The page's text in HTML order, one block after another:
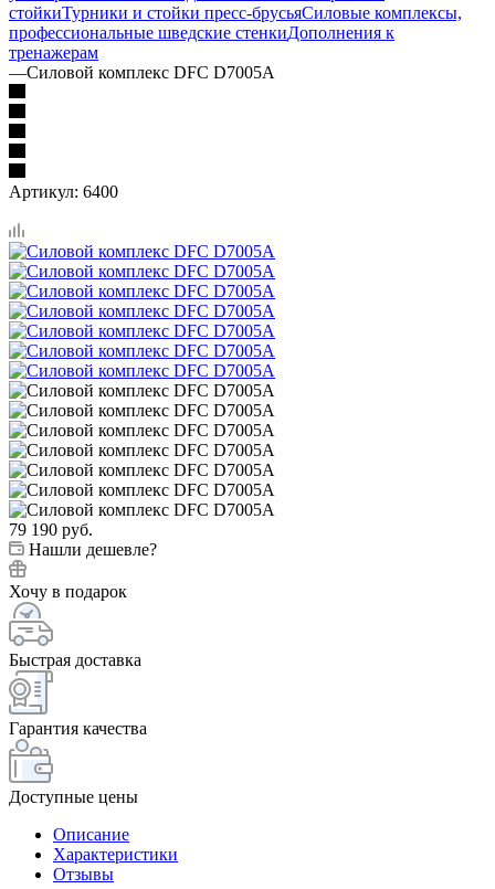
стойкиТурники и стойки пресс-брусьяСиловые комплексы,
профессиональные шведские стенкиДополнения к
тренажерам
—Силовой комплекс DFC D7005A
Артикул: 6400
79 190 руб.
Нашли дешевле?
Хочу в подарок
Быстрая доставка
Гарантия качества
Доступные цены
Описание
Характеристики
Отзывы